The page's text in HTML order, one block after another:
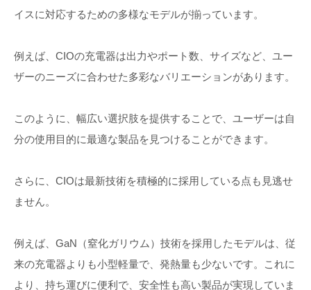
イスに対応するための多様なモデルが揃っています。
例えば、CIOの充電器は出力やポート数、サイズなど、ユー
ザーのニーズに合わせた多彩なバリエーションがあります。
このように、幅広い選択肢を提供することで、ユーザーは自
分の使用目的に最適な製品を見つけることができます。
さらに、CIOは最新技術を積極的に採用している点も見逃せ
ません。
例えば、GaN（窒化ガリウム）技術を採用したモデルは、従
来の充電器よりも小型軽量で、発熱量も少ないです。これに
より、持ち運びに便利で、安全性も高い製品が実現していま